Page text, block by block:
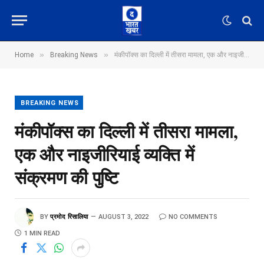
Home » Breaking News » मंकीपॉक्स का दिल्ली में तीसरा मामला, एक और नाइजीरियाई व्यक्ति में संक्रमण की पुष्टि
BREAKING NEWS
मंकीपॉक्स का दिल्ली में तीसरा मामला,
एक और नाइजीरियाई व्यक्ति में
संक्रमण की पुष्टि
BY प्रमोद रिसालिया AUGUST 3, 2022 NO COMMENTS
1 MIN READ